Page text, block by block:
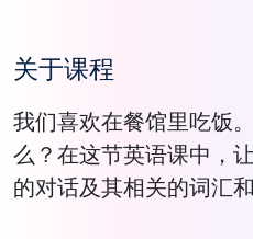
关于课程
我们喜欢在餐馆里吃饭
么？在这节英语课中，
的对话及其相关的词汇和